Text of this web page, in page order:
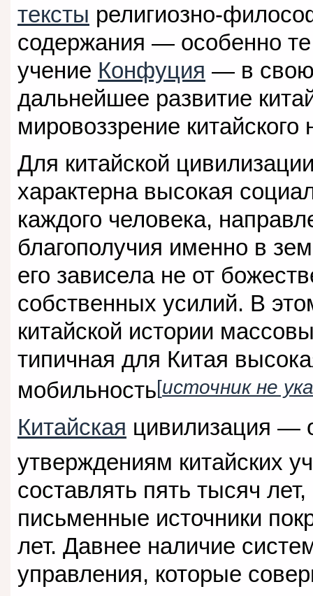
тексты религиозно-
содержания — особенно те
учение Конфуция — в свою
дальнейшее развитие
мировоззрение китайского
Для китайской
характерна высокая
каждого человека,
благополучия именно в
его зависела не от
собственных усилий. В
китайской истории
типичная для Китая
мобильность[источник не
Китайская цивилизация —
утверждениям китайских
составлять пять тысяч
письменные источники
лет. Давнее наличие
управления, которые